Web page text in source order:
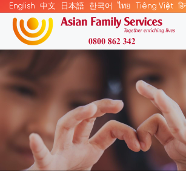
English 中文 日本語 한국어 ไทย Tiếng Việt